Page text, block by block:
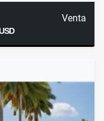
Venta